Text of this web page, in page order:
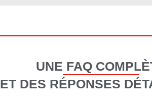
UNE FAQ
ET DES RÉPONSES